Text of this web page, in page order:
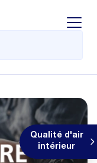
Qualité d'air
intérieur